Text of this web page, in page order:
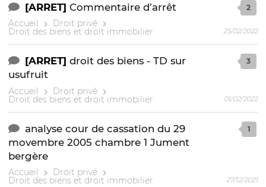
[ARRET] Commentaire d’arrêt
Accueil Droit privé
Droit des biens et droit immobilier
2
25/02/2022
[ARRET] droit des biens - TD sur
usufruit
Accueil Droit privé
Droit des biens et droit immobilier
3
01/02/2022
analyse cour de cassation du 29
movembre 2005 chambre 1 Jument
bergère
Accueil Droit privé
Droit des biens et droit immobilier
1
27/12/2021